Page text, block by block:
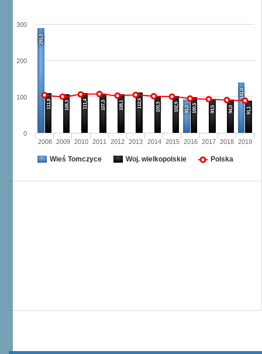
291,0
93,0
141,0
111,8
108,3 111,4 107,3 108,1 112,6 103,3 102,9 100,5 93,5 94,0 91,1
2008 2009 2010 2011 2012 2013 2014 2015 2016 2017 2018 2019
0
100
200
300
Wieś Tomczyce Woj. wielkopolskie Polska